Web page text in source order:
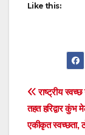
Like this:
Post
राष्ट्रीय
तहत हरिद्वार कुंभ
एकीकृत स्वच्छता,